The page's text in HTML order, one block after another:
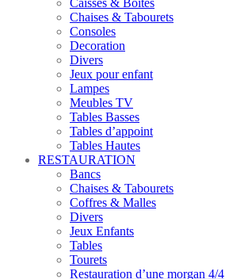
Caisses & Boites
Chaises & Tabourets
Consoles
Decoration
Divers
Jeux pour enfant
Lampes
Meubles TV
Tables Basses
Tables d’appoint
Tables Hautes
RESTAURATION
Bancs
Chaises & Tabourets
Coffres & Malles
Divers
Jeux Enfants
Tables
Tourets
Restauration d’une morgan 4/4